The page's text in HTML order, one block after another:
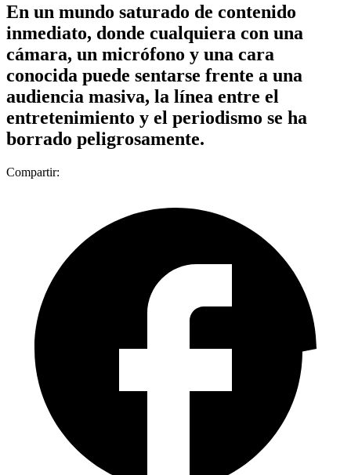
En un mundo saturado de contenido
inmediato, donde cualquiera con una
cámara, un micrófono y una cara
conocida puede sentarse frente a una
audiencia masiva, la línea entre el
entretenimiento y el periodismo se ha
borrado peligrosamente.
Compartir: